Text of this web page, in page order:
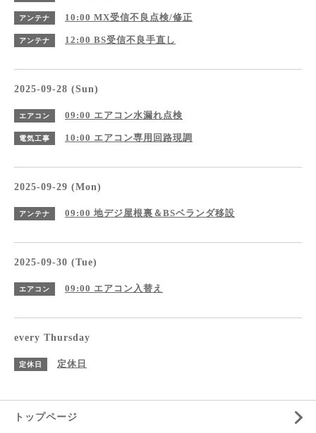
アンテナ 10:00 MX受信不良点検/修正
アンテナ 12:00 BS受信不良手直し
2025-09-28 (Sun)
エアコン 09:00 エアコン水漏れ点検
電気工事 10:00 エアコン専用回路現調
2025-09-29 (Mon)
アンテナ 09:00 地デジ屋根裏＆BSベランダ移設
2025-09-30 (Tue)
エアコン 09:00 エアコン入替え
every Thursday
定休日 定休日
トップページ